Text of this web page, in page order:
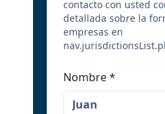
contacto con usted
detallada sobre la
empresas en
Nombre*